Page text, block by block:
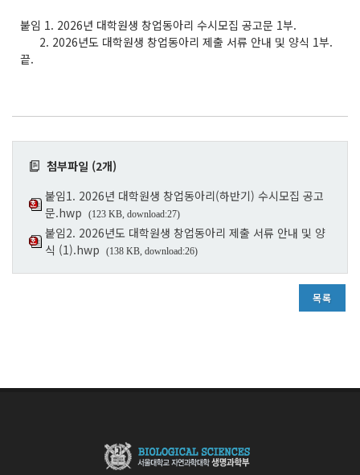
붙임 1. 2026년 대학원생 창업동아리 수시모집 공고문 1부.
2. 2026년도 대학원생 창업동아리 제출 서류 안내 및 양식 1부.
끝.
첨부파일 (2개)
붙임1. 2026년 대학원생 창업동아리(하반기) 수시모집 공고
문.hwp
(123 KB, download:27)
붙임2. 2026년도 대학원생 창업동아리 제출 서류 안내 및 양
식 (1).hwp
(138 KB, download:26)
목록